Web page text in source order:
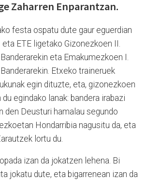
Zaharren Enparantzan.
festa ospatu dute gaur eguerdian
ETE ligetako Gizonezkoen II.
eta Emakumezkoen I.
Etxeko traineruek
egin dituzte, eta, gizonezkoen
du egindako lanak: bandera irabazi
den Deusturi hamalau segundo
Hondarribia nagusitu da, eta
lortu du.
izan da jokatzen lehena. Bi
jokatu dute, eta bigarrenean izan da